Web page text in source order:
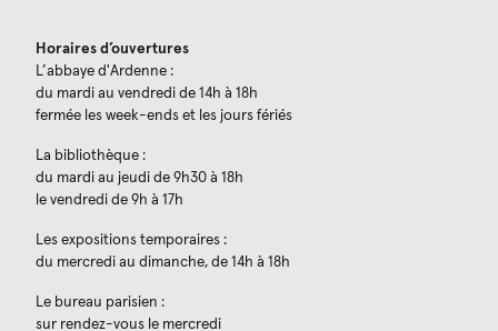
Horaires d’ouvertures
L’abbaye d'Ardenne :
du mardi au vendredi de 14h à 18h
fermée les week-ends et les jours fériés
La bibliothèque :
du mardi au jeudi de 9h30 à 18h
le vendredi de 9h à 17h
Les expositions temporaires :
du mercredi au dimanche, de 14h à 18h
Le bureau parisien :
sur rendez-vous le mercredi